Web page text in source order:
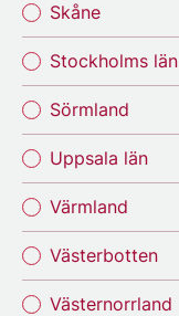
Skåne
Stockholms län
Sörmland
Uppsala län
Värmland
Västerbotten
Västernorrland